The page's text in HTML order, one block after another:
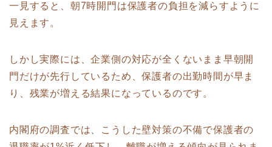
一見すると、朝7時開門は保護者の負担を減らすように
見えます。
しかし実際には、企業側の対応が全くないまま早朝開
門だけが先行しているため、保護者の出勤時間が早ま
り、残業が増える結果になっているのです。
内閣府の調査では、こうした壁対策の不備で保護者の